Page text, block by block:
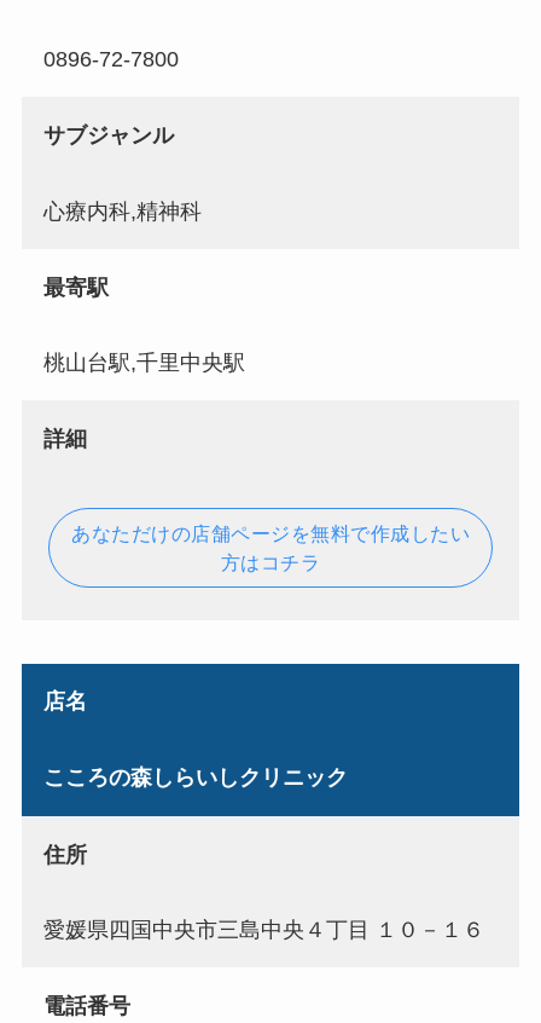
0896-72-7800
サブジャンル
心療内科,精神科
最寄駅
桃山台駅,千里中央駅
詳細
あなただけの店舗ページを無料で作成したい
方はコチラ
店名
こころの森しらいしクリニック
住所
愛媛県四国中央市三島中央４丁目 １０－１６
電話番号